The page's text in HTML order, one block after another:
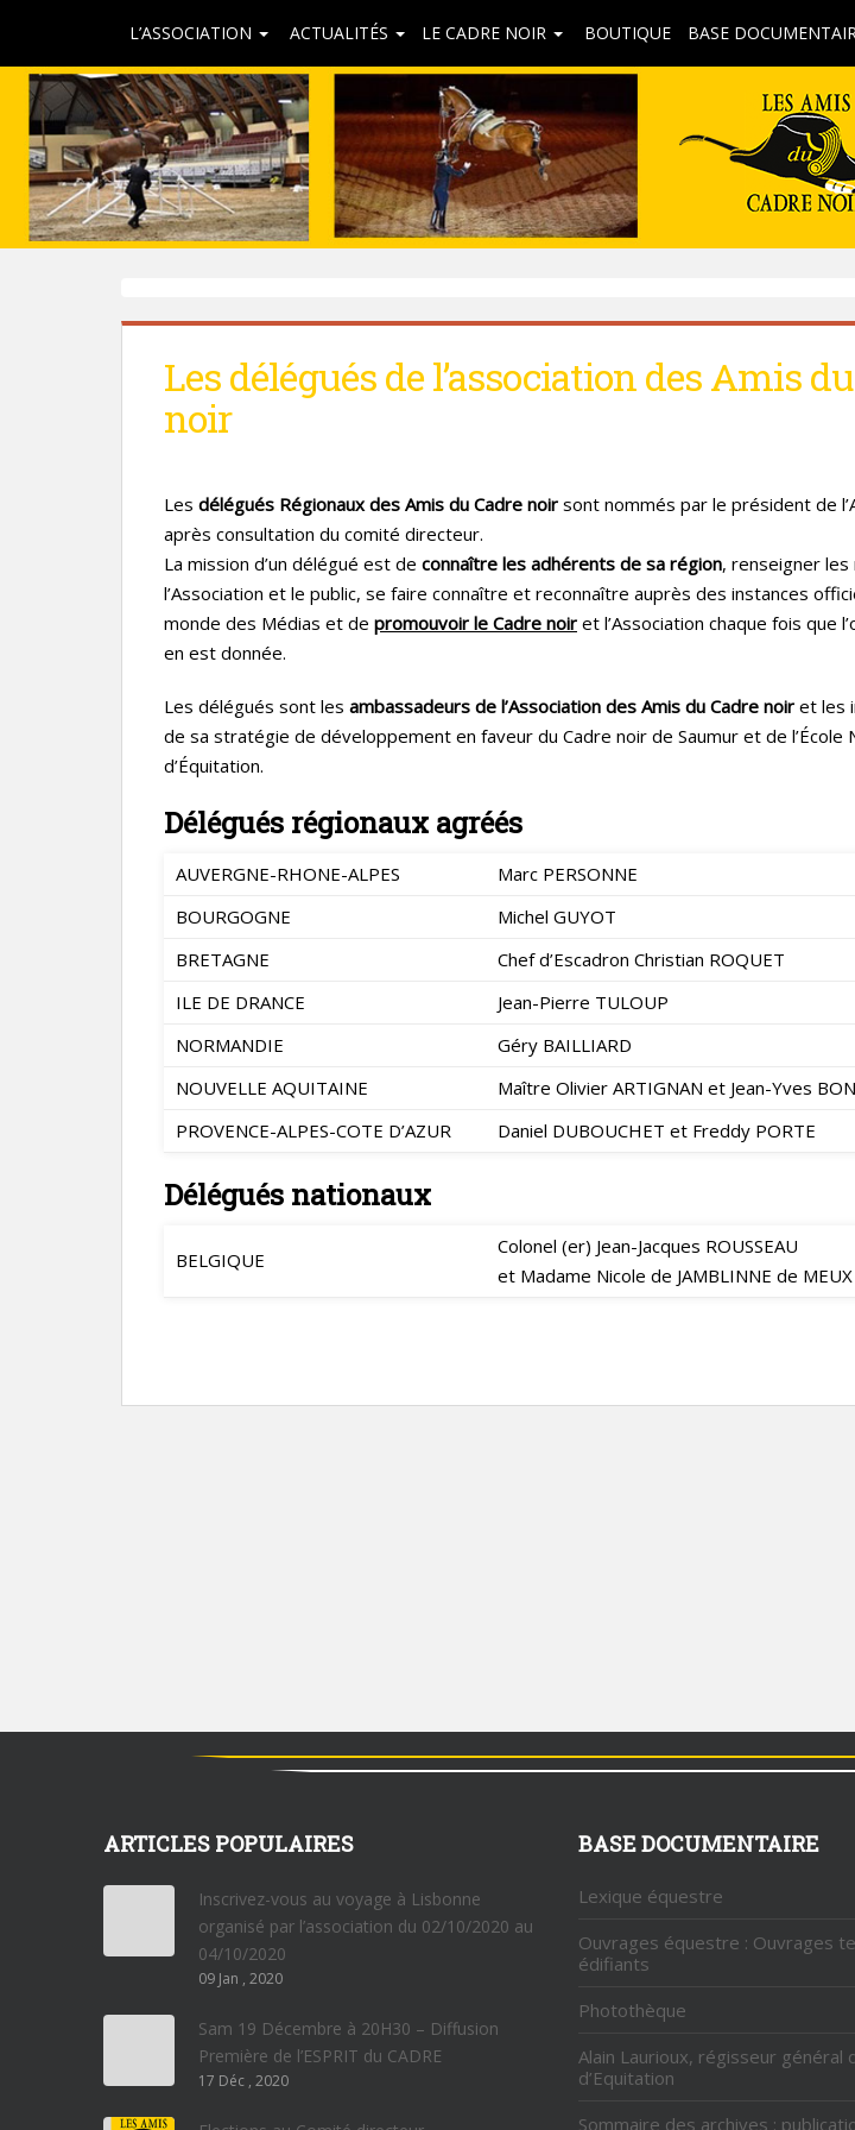
L’ASSOCIATION ACTUALITÉS LE CADRE NOIR BOUTIQUE BASE
Les délégués de l’association des Amis
noir
Les délégués Régionaux des Amis du Cadre noir sont nommés par le président de
après consultation du comité directeur.
La mission d’un délégué est de connaître les adhérents de sa région, renseigner
l’Association et le public, se faire connaître et reconnaître auprès des instances
monde des Médias et de promouvoir le Cadre noir et l’Association chaque fois que
en est donnée.
Les délégués sont les ambassadeurs de l’Association des Amis du Cadre noir et les
de sa stratégie de développement en faveur du Cadre noir de Saumur et de l’École
d’Équitation.
Délégués régionaux agréés
AUVERGNE-RHONE-ALPES
Marc PERSONNE
BOURGOGNE
Michel GUYOT
BRETAGNE
Chef d’Escadron Christian ROQUET
ILE DE DRANCE
Jean-Pierre TULOUP
NORMANDIE
Géry BAILLIARD
NOUVELLE AQUITAINE
Maître Olivier ARTIGNAN et Jean-Yves
PROVENCE-ALPES-COTE D’AZUR
Daniel DUBOUCHET et Freddy PORTE
Délégués nationaux
BELGIQUE
Colonel (er) Jean-Jacques ROUSSEAU
et Madame Nicole de JAMBLINNE de MEUX
ARTICLES POPULAIRES
Inscrivez-vous au voyage à Lisbonne
organisé par l’association du 02/10/2020 au
04/10/2020
09 Jan , 2020
Sam 19 Décembre à 20H30 – Diffusion
Première de l’ESPRIT du CADRE
17 Déc , 2020
BASE DOCUMENTAIRE
Lexique équestre
Ouvrages équestre : Ouvrages
édifiants
Photothèque
Alain Laurioux, régisseur général
d’Equitation
Sommaire des archives :